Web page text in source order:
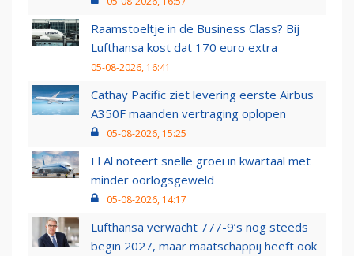
Raamstoeltje in de Business Class? Bij
Lufthansa kost dat 170 euro extra
05-08-2026, 16:41
Cathay Pacific ziet levering eerste Airbus
A350F maanden vertraging oplopen
05-08-2026, 15:25
El Al noteert snelle groei in kwartaal met
minder oorlogsgeweld
05-08-2026, 14:17
Lufthansa verwacht 777-9’s nog steeds
begin 2027, maar maatschappij heeft ook